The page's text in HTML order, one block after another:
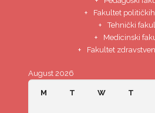
Fakultet
Tehnički
Medicinski
Fakultet
August 2026
M T W T